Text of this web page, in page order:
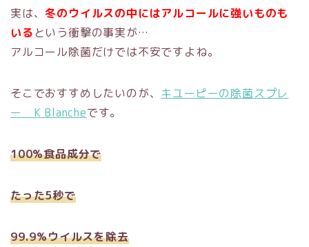
実は、冬のウイルスの中にはアルコールに強いものも
いる という衝撃の事実が…
アルコール除菌だけでは不安ですよね。
そこでおすすめしたいのが、 キユーピーの除菌スプレ
ー K Blancheです。
100%食品成分で
たった5秒で
99.9%ウイルスを除去